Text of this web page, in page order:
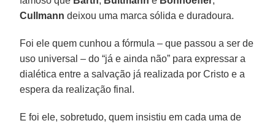
Cullmann deixou uma marca sólida e duradoura.
Foi ele quem cunhou a fórmula – que passou a ser de
uso universal – do “já e ainda não” para expressar a
dialética entre a salvação já realizada por Cristo e a
espera da realização final.
E foi ele, sobretudo, quem insistiu em cada uma de